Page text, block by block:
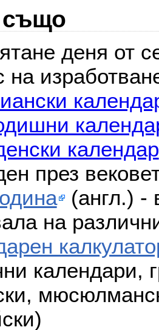
деня от
на
календар
през
(англ.) -
на
календари,